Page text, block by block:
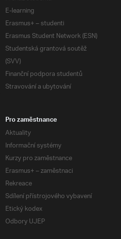
E-learning
Erasmus+ – studenti
Erasmus Student Network (ESN)
Studentská grantová soutěž
(SVV)
Finanční podpora studentů
Stravování a ubytování
Pro zaměstnance
Aktuality
Informační systémy
Kurzy pro zaměstnance
Erasmus+ – zaměstnaci
Rekreace
Sdílení přístrojového vybavení
Etický kodex
Odbory UJEP